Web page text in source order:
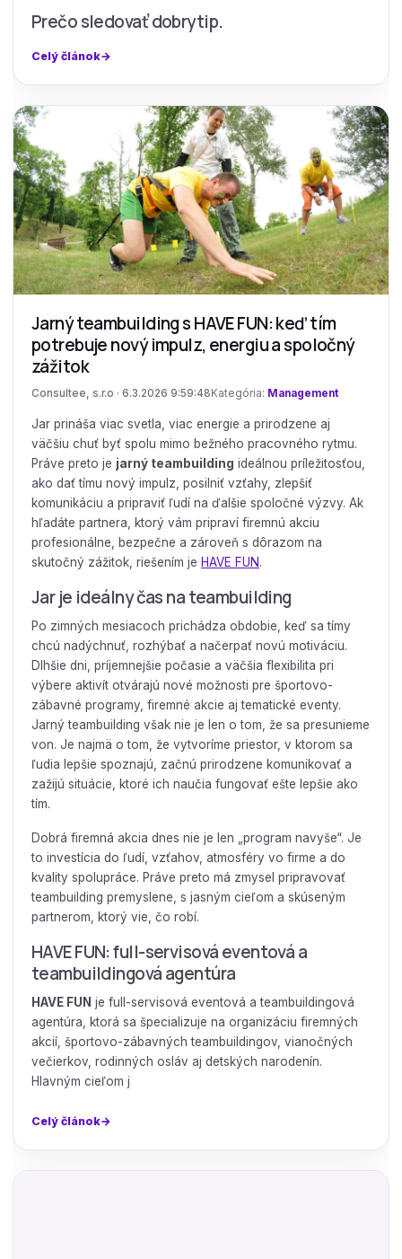
Prečo sledovať dobrytip.
Celý článok
Jarný teambuilding s HAVE FUN: keď tím
potrebuje nový impulz, energiu a spoločný
zážitok
Consultee, s.r.o · 6.3.2026 9:59:48 Kategória: Management
Jar prináša viac svetla, viac energie a prirodzene aj
väčšiu chuť byť spolu mimo bežného pracovného rytmu.
Práve preto je jarný teambuilding ideálnou príležitosťou,
ako dať tímu nový impulz, posilniť vzťahy, zlepšiť
komunikáciu a pripraviť ľudí na ďalšie spoločné výzvy. Ak
hľadáte partnera, ktorý vám pripraví firemnú akciu
profesionálne, bezpečne a zároveň s dôrazom na
skutočný zážitok, riešením je HAVE FUN.
Jar je ideálny čas na teambuilding
Po zimných mesiacoch prichádza obdobie, keď sa tímy
chcú nadýchnuť, rozhýbať a načerpať novú motiváciu.
Dlhšie dni, príjemnejšie počasie a väčšia flexibilita pri
výbere aktivít otvárajú nové možnosti pre športovo-
zábavné programy, firemné akcie aj tematické eventy.
Jarný teambuilding však nie je len o tom, že sa presunieme
von. Je najmä o tom, že vytvoríme priestor, v ktorom sa
ľudia lepšie spoznajú, začnú prirodzene komunikovať a
zažijú situácie, ktoré ich naučia fungovať ešte lepšie ako
tím.
Dobrá firemná akcia dnes nie je len „program navyše“. Je
to investícia do ľudí, vzťahov, atmosféry vo firme a do
kvality spolupráce. Práve preto má zmysel pripravovať
teambuilding premyslene, s jasným cieľom a skúseným
partnerom, ktorý vie, čo robí.
HAVE FUN: full-servisová eventová a
teambuildingová agentúra
HAVE FUN je full-servisová eventová a teambuildingová
agentúra, ktorá sa špecializuje na organizáciu firemných
akcií, športovo-zábavných teambuildingov, vianočných
večierkov, rodinných osláv aj detských narodenín.
Hlavným cieľom j
Celý článok